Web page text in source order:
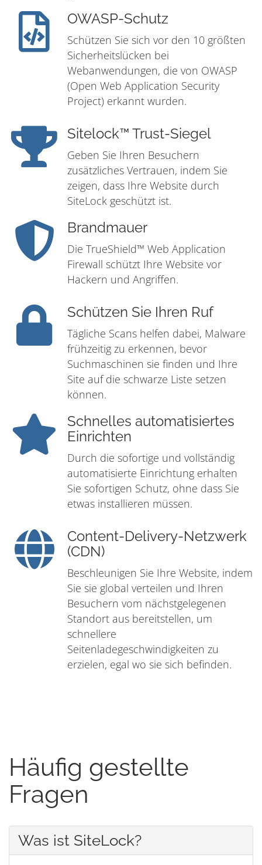
OWASP-Schutz
Schützen Sie sich vor den 10 größten
Sicherheitslücken bei
Webanwendungen, die von OWASP
(Open Web Application Security
Project) erkannt wurden.
Sitelock™ Trust-Siegel
Geben Sie Ihren Besuchern
zusätzliches Vertrauen, indem Sie
zeigen, dass Ihre Website durch
SiteLock geschützt ist.
Brandmauer
Die TrueShield™ Web Application
Firewall schützt Ihre Website vor
Hackern und Angriffen.
Schützen Sie Ihren Ruf
Tägliche Scans helfen dabei, Malware
frühzeitig zu erkennen, bevor
Suchmaschinen sie finden und Ihre
Site auf die schwarze Liste setzen
können.
Schnelles automatisiertes
Einrichten
Durch die sofortige und vollständig
automatisierte Einrichtung erhalten
Sie sofortigen Schutz, ohne dass Sie
etwas installieren müssen.
Content-Delivery-Netzwerk
(CDN)
Beschleunigen Sie Ihre Website, indem
Sie sie global verteilen und Ihren
Besuchern vom nächstgelegenen
Standort aus bereitstellen, um
schnellere
Seitenladegeschwindigkeiten zu
erzielen, egal wo sie sich befinden.
Häufig gestellte
Fragen
Was ist SiteLock?